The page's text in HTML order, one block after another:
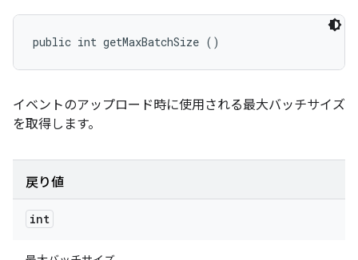
public int getMaxBatchSize ()
イベントのアップロード時に使用される最大バッチサイズ
を取得します。
戻り値
int